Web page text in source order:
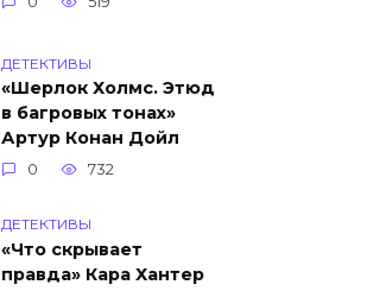
ДЕТЕКТИВЫ
«Шерлок Холмс. Этюд
в багровых тонах»
Артур Конан Дойл
0 732
ДЕТЕКТИВЫ
«Что скрывает
правда» Кара Хантер